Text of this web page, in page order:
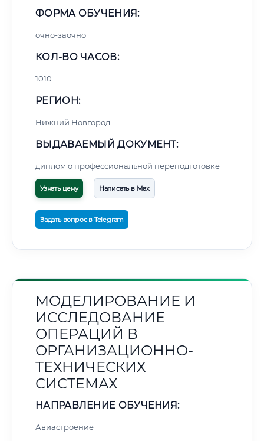
ФОРМА ОБУЧЕНИЯ:
очно-заочно
КОЛ-ВО ЧАСОВ:
1010
РЕГИОН:
Нижний Новгород
ВЫДАВАЕМЫЙ ДОКУМЕНТ:
диплом о профессиональной переподготовке
Узнать цену Написать в Max
Задать вопрос в Telegram
МОДЕЛИРОВАНИЕ И
ИССЛЕДОВАНИЕ
ОПЕРАЦИЙ В
ОРГАНИЗАЦИОННО-
ТЕХНИЧЕСКИХ
СИСТЕМАХ
НАПРАВЛЕНИЕ ОБУЧЕНИЯ:
Авиастроение